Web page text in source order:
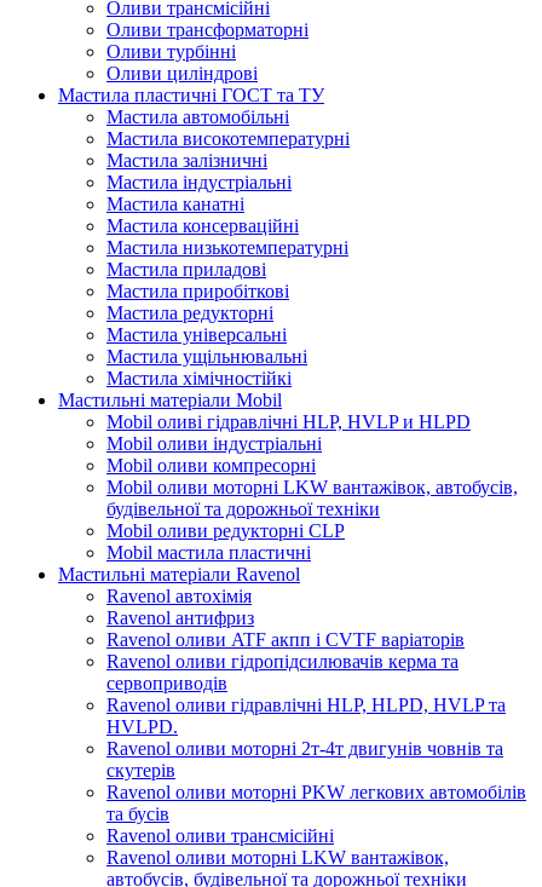
Оливи трансмісійні
Оливи трансформаторні
Оливи турбінні
Оливи циліндрові
Мастила пластичні ГОСТ та ТУ
Мастила автомобільні
Мастила високотемпературні
Мастила залізничні
Мастила індустріальні
Мастила канатні
Мастила консерваційні
Мастила низькотемпературні
Мастила приладові
Мастила приробіткові
Мастила редукторні
Мастила універсальні
Мастила ущільнювальні
Мастила хімічностійкі
Мастильні матеріали Mobil
Mobil оливі гідравлічні HLP, HVLP и HLPD
Mobil оливи індустріальні
Mobil оливи компресорні
Mobil оливи моторні LKW вантажівок, автобусів,
будівельної та дорожньої техніки
Mobil оливи редукторні CLP
Mobil мастила пластичні
Мастильні матеріали Ravenol
Ravenol автохімія
Ravenol антифриз
Ravenol оливи ATF акпп і CVTF варіаторів
Ravenol оливи гідропідсилювачів керма та
сервоприводів
Ravenol оливи гідравлічні HLP, HLPD, HVLP та
HVLPD.
Ravenol оливи моторні 2т-4т двигунів човнів та
скутерів
Ravenol оливи моторні PKW легкових автомобілів
та бусів
Ravenol оливи трансмісійні
Ravenol оливи моторні LKW вантажівок,
автобусів, будівельної та дорожньої техніки